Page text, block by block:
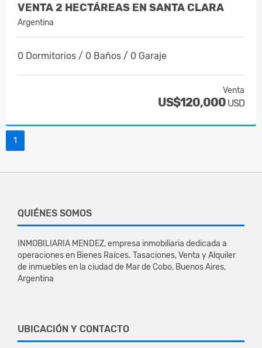
VENTA 2 HECTÁREAS EN SANTA CLARA
Argentina
0 Dormitorios / 0 Baños / 0 Garaje
Venta
US$120,000 USD
1
QUIÉNES SOMOS
INMOBILIARIA MENDEZ, empresa inmobiliaria dedicada a
operaciones en Bienes Raíces. Tasaciones, Venta y Alquiler
de inmuebles en la ciudad de Mar de Cobo, Buenos Aires,
Argentina
UBICACIÓN Y CONTACTO